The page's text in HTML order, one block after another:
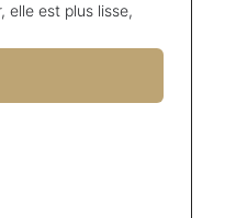
elle est plus lisse,